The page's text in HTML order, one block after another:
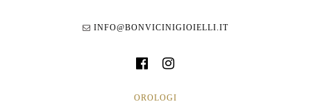
INFO@BONVICINIGIOIELLI.IT
OROLOGI